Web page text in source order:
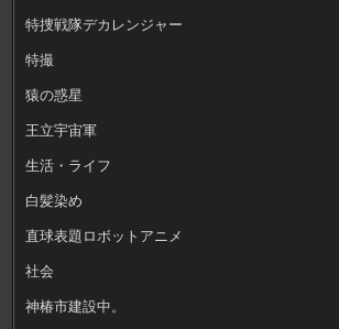
特捜戦隊デカレンジャー
特撮
猿の惑星
王立宇宙軍
生活・ライフ
白髪染め
直球表題ロボットアニメ
社会
神椿市建設中。